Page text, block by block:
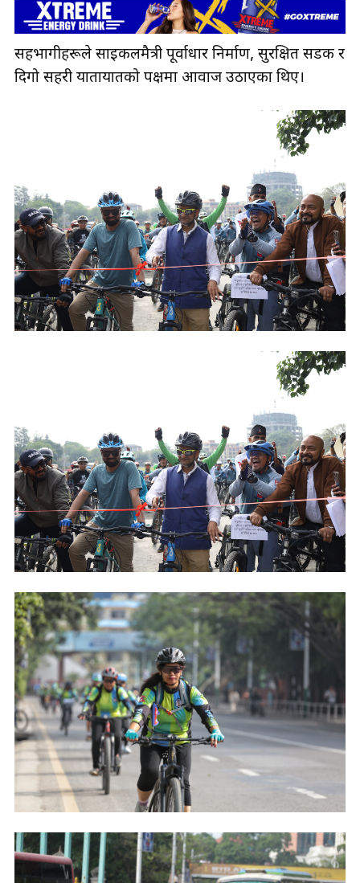
सहभागीहरूले साइकलमैत्री पूर्वाधार निर्माण, सुरक्षित सडक र
दिगो सहरी यातायातको पक्षमा आवाज उठाएका थिए।